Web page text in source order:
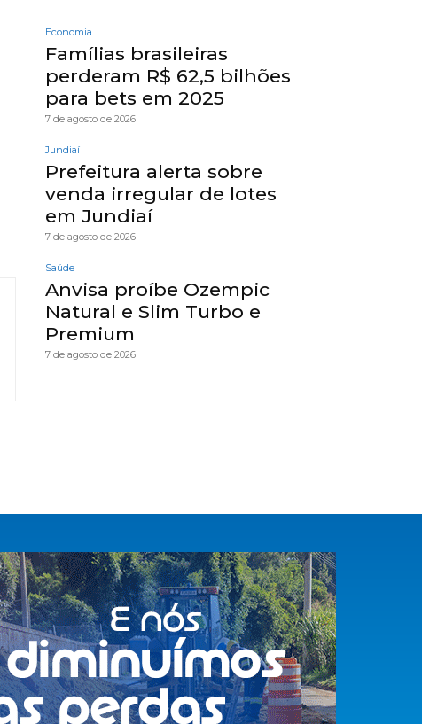
Economia
Famílias brasileiras
perderam R$ 62,5 bilhões
para bets em 2025
7 de agosto de 2026
Jundiaí
Prefeitura alerta sobre
venda irregular de lotes
em Jundiaí
7 de agosto de 2026
Saúde
Anvisa proíbe Ozempic
Natural e Slim Turbo e
Premium
7 de agosto de 2026